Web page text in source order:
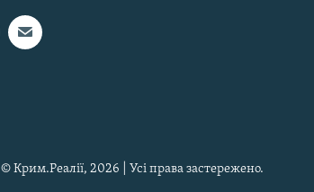
© Крим.Реалії, 2026 | Усі права застережено.